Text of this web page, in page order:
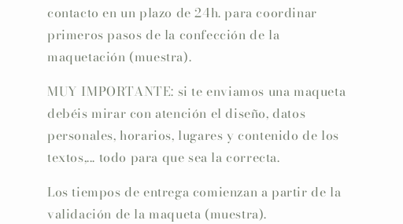
contacto en un plazo de 24h. para coordinar
primeros pasos de la confección de la
maquetación (muestra).
MUY IMPORTANTE: si te enviamos una maqueta
debéis mirar con atención el diseño, datos
personales, horarios, lugares y contenido de los
textos,... todo para que sea la correcta.
Los tiempos de entrega comienzan a partir de la
validación de la maqueta (muestra).